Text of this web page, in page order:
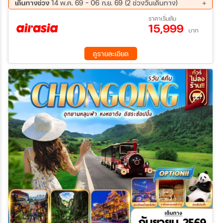
เดินทางช่วง 14 พ.ค. 69 - 06 ก.ย. 69 (2 ช่วงวันเดินทาง)
03 ก.ย. 69 - 06 ก.ย. 69
ราคาเริ่มต้น
15,999 บาท
ดูรายละเอียด